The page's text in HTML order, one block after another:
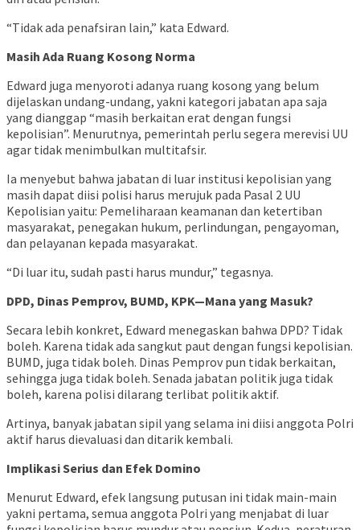
“Tidak ada penafsiran lain,” kata Edward.
Masih Ada Ruang Kosong Norma
Edward juga menyoroti adanya ruang kosong yang belum
dijelaskan undang-undang, yakni kategori jabatan apa saja
yang dianggap “masih berkaitan erat dengan fungsi
kepolisian”. Menurutnya, pemerintah perlu segera merevisi UU
agar tidak menimbulkan multitafsir.
Ia menyebut bahwa jabatan di luar institusi kepolisian yang
masih dapat diisi polisi harus merujuk pada Pasal 2 UU
Kepolisian yaitu: Pemeliharaan keamanan dan ketertiban
masyarakat, penegakan hukum, perlindungan, pengayoman,
dan pelayanan kepada masyarakat.
“Di luar itu, sudah pasti harus mundur,” tegasnya.
DPD, Dinas Pemprov, BUMD, KPK—Mana yang Masuk?
Secara lebih konkret, Edward menegaskan bahwa DPD? Tidak
boleh. Karena tidak ada sangkut paut dengan fungsi kepolisian.
BUMD, juga tidak boleh. Dinas Pemprov pun tidak berkaitan,
sehingga juga tidak boleh. Senada jabatan politik juga tidak
boleh, karena polisi dilarang terlibat politik aktif.
Artinya, banyak jabatan sipil yang selama ini diisi anggota Polri
aktif harus dievaluasi dan ditarik kembali.
Implikasi Serius dan Efek Domino
Menurut Edward, efek langsung putusan ini tidak main-main
yakni pertama, semua anggota Polri yang menjabat di luar